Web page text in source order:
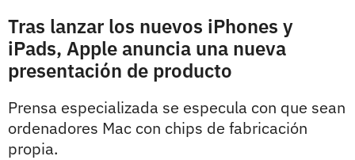
Tras lanzar los nuevos iPhones y
iPads, Apple anuncia una nueva
presentación de producto
Prensa especializada se especula con que sean
ordenadores Mac con chips de fabricación
propia.